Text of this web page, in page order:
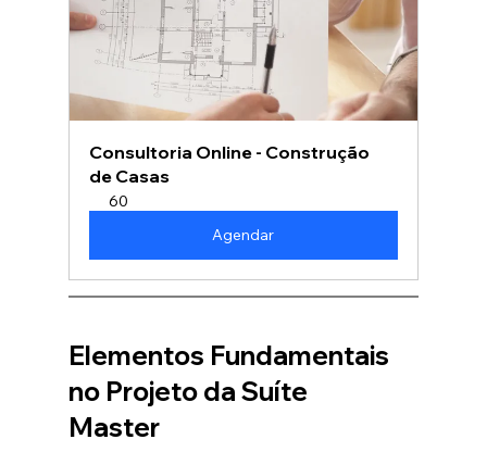
Consultoria Online - Construção
de Casas
60
Agendar
Elementos Fundamentais
no Projeto da Suíte
Master